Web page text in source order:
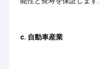
c. 自動車産業